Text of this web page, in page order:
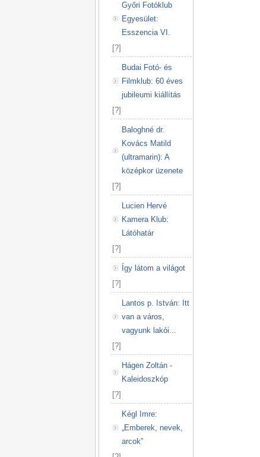
Győri Fotóklub
Egyesület:
Esszencia VI.
[?]
Budai Fotó- és
Filmklub: 60 éves
jubileumi kiállítás
[?]
Baloghné dr.
Kovács Matild
(ultramarin): A
középkor üzenete
[?]
Lucien Hervé
Kamera Klub:
Látóhatár
[?]
Így látom a világot
[?]
Lantos p. István: Itt
van a város,
vagyunk lakói...
[?]
Hágen Zoltán -
Kaleidoszkóp
[?]
Kégl Imre:
„Emberek, nevek,
arcok”